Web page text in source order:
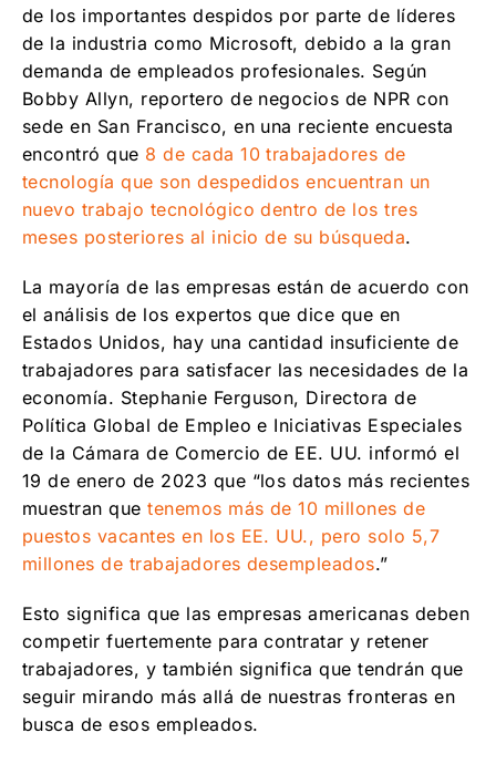
de los importantes despidos por parte de líderes
de la industria como Microsoft, debido a la gran
demanda de empleados profesionales. Según
Bobby Allyn, reportero de negocios de NPR con
sede en San Francisco, en una reciente encuesta
encontró que 8 de cada 10 trabajadores de
tecnología que son despedidos encuentran un
nuevo trabajo tecnológico dentro de los tres
meses posteriores al inicio de su búsqueda.
La mayoría de las empresas están de acuerdo con
el análisis de los expertos que dice que en
Estados Unidos, hay una cantidad insuficiente de
trabajadores para satisfacer las necesidades de la
economía. Stephanie Ferguson, Directora de
Política Global de Empleo e Iniciativas Especiales
de la Cámara de Comercio de EE. UU. informó el
19 de enero de 2023 que “los datos más recientes
muestran que tenemos más de 10 millones de
puestos vacantes en los EE. UU., pero solo 5,7
millones de trabajadores desempleados.”
Esto significa que las empresas americanas deben
competir fuertemente para contratar y retener
trabajadores, y también significa que tendrán que
seguir mirando más allá de nuestras fronteras en
busca de esos empleados.